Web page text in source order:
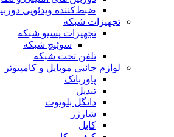
ضبط‌کننده ویدئویی
تجهیزات شبکه
تجهیزات پسیو شبکه
سوئیچ‌ شبکه
تلفن تحت شبکه
لوازم جانبی موبایل و کامپیوتر
پاوربانک
تبدیل
دانگل بلوتوث
شارژر
کابل